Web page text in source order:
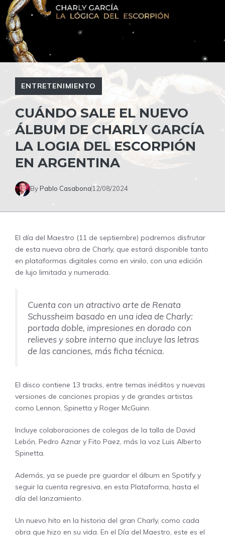
ENTRETENIMIENTO
CUÁNDO SALE EL NUEVO
ÁLBUM DE CHARLY GARCÍA
LA LOGIA DEL ESCORPIÓN
EN ARGENTINA
By Pablo Casabona 12/08/2024
El día del Maestro (11 de septiembre) podremos disfrutar
de esta nueva obra de Charly, que estará disponible tanto
en plataformas digitales como en vinilo, con una edición
de lujo limitada y numerada.
Cuenta con un atractivo arte de Renata
Schussheim basado en una idea de Charly:
portada doble, impresiones en dorado con
relieves y sobre interno que incluye las letras
de las canciones, más ficha técnica.
El disco contiene 13 tracks, entre temas inéditos y nuevas
versiones de canciones propias y de grandes artistas
como Lennon, Spinetta y Roger McGuinn.
Incluye colaboraciones de colegas de la talla de David
Lebón, Pedro Aznar y Fito Paez, más la voz Luis Alberto
Spinetta.
Además, ya se puede pre guardar el álbum en Spotify y
seguir la cuenta regresiva, en esta Plataforma, hasta el
día del lanzamiento.
Un nuevo hito en la historia del gran Charly, como cada
obra que hizo en su vida. En el Día del Maestro, este es el